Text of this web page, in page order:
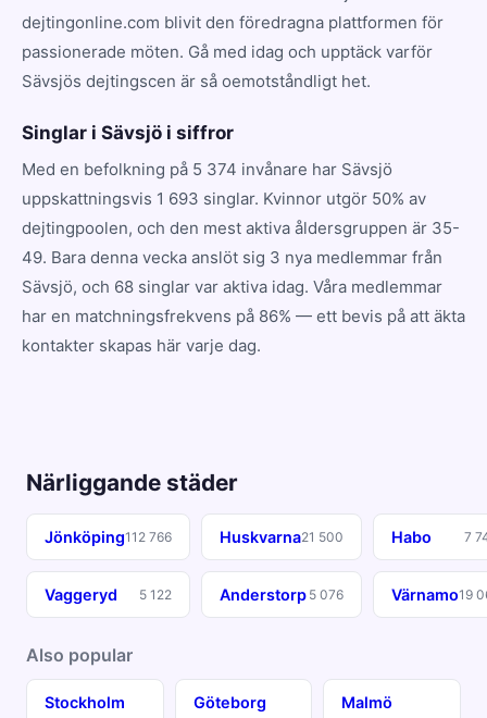
dejtingonline.com blivit den föredragna plattformen för
passionerade möten. Gå med idag och upptäck varför
Sävsjös dejtingscen är så oemotståndligt het.
Singlar i Sävsjö i siffror
Med en befolkning på 5 374 invånare har Sävsjö
uppskattningsvis 1 693 singlar. Kvinnor utgör 50% av
dejtingpoolen, och den mest aktiva åldersgruppen är 35-
49. Bara denna vecka anslöt sig 3 nya medlemmar från
Sävsjö, och 68 singlar var aktiva idag. Våra medlemmar
har en matchningsfrekvens på 86% — ett bevis på att äkta
kontakter skapas här varje dag.
Närliggande städer
Jönköping112 766 Huskvarna21 500 Habo 7
Vaggeryd 5 122 Anderstorp 5 076 Värnamo19
Also popular
Stockholm Göteborg Malmö